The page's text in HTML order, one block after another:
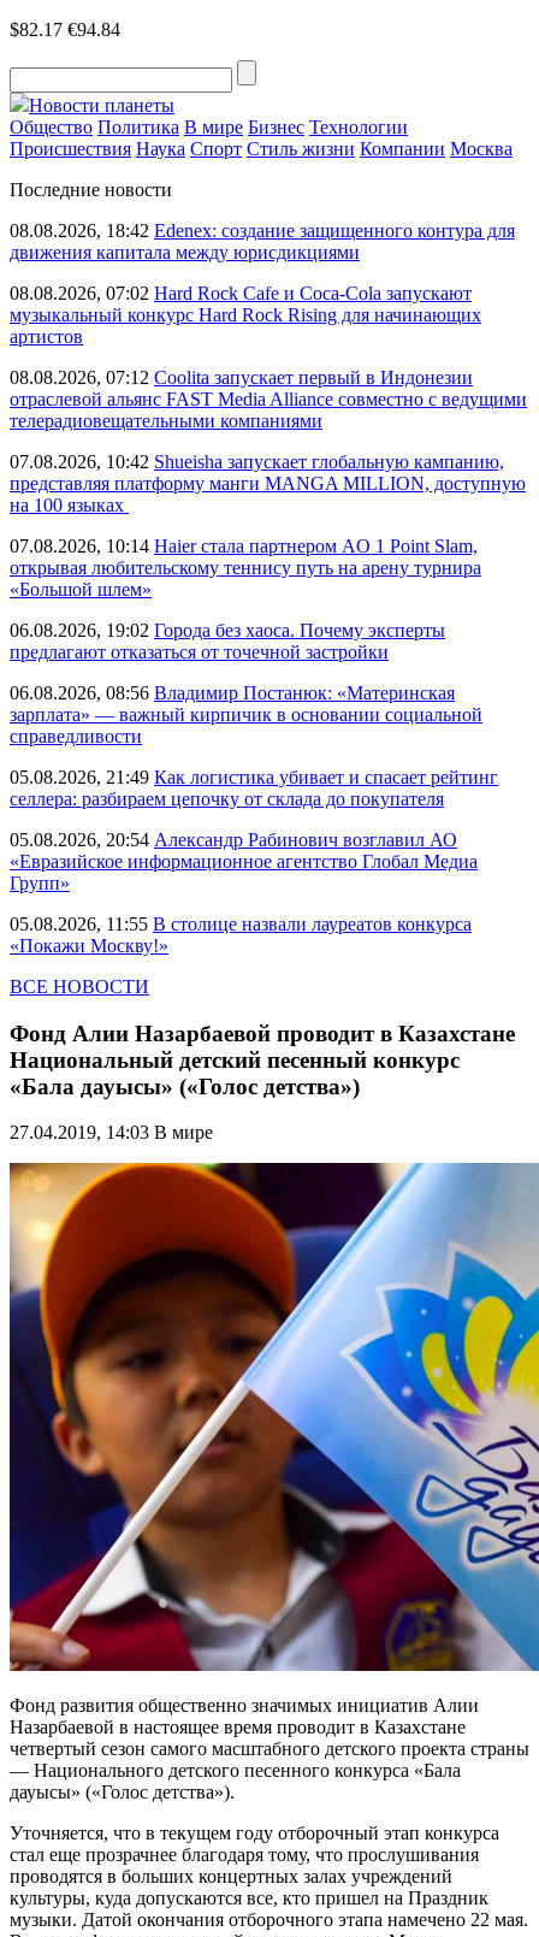
$82.17 €94.84
Новости планеты
Общество Политика В мире Бизнес Технологии
Происшествия Наука Спорт Стиль жизни Компании Москва
Последние новости
08.08.2026, 18:42 Edenex: создание защищенного контура для
движения капитала между юрисдикциями
08.08.2026, 07:02 Hard Rock Cafe и Coca-Cola запускают
музыкальный конкурс Hard Rock Rising для начинающих
артистов
08.08.2026, 07:12 Coolita запускает первый в Индонезии
отраслевой альянс FAST Media Alliance совместно с ведущими
телерадиовещательными компаниями
07.08.2026, 10:42 Shueisha запускает глобальную кампанию,
представляя платформу манги MANGA MILLION, доступную
на 100 языках
07.08.2026, 10:14 Haier стала партнером AO 1 Point Slam,
открывая любительскому теннису путь на арену турнира
«Большой шлем»
06.08.2026, 19:02 Города без хаоса. Почему эксперты
предлагают отказаться от точечной застройки
06.08.2026, 08:56 Владимир Постанюк: «Материнская
зарплата» — важный кирпичик в основании социальной
справедливости
05.08.2026, 21:49 Как логистика убивает и спасает рейтинг
селлера: разбираем цепочку от склада до покупателя
05.08.2026, 20:54 Александр Рабинович возглавил АО
«Евразийское информационное агентство Глобал Медиа
Групп»
05.08.2026, 11:55 В столице назвали лауреатов конкурса
«Покажи Москву!»
ВСЕ НОВОСТИ
Фонд Алии Назарбаевой проводит в Казахстане
Национальный детский песенный конкурс
«Бала дауысы» («Голос детства»)
27.04.2019, 14:03 В мире
Фонд развития общественно значимых инициатив Алии
Назарбаевой в настоящее время проводит в Казахстане
четвертый сезон самого масштабного детского проекта страны
— Национального детского песенного конкурса «Бала
дауысы» («Голос детства»).
Уточняется, что в текущем году отборочный этап конкурса
стал еще прозрачнее благодаря тому, что прослушивания
проводятся в больших концертных залах учреждений
культуры, куда допускаются все, кто пришел на Праздник
музыки. Датой окончания отборочного этапа намечено 22 мая.